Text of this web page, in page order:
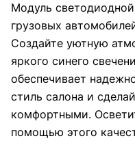
Модуль
грузовых
Создайте уютную
яркого синего
обеспечивает
стиль салона и
комфортными.
помощью этого